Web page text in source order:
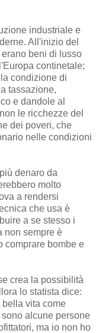
industriale e
All'inizio del
beni di lusso
continetale;
condizione di
tassazione,
e dandole al
le ricchezze del
dei poveri, che
nelle condizioni
denaro da
molto
a rendersi
che usa è
a se stesso i
non sempre è
comprare bombe e
crea la possibilità
lo statista dice:
vita come
alcune persone
ma io non ho